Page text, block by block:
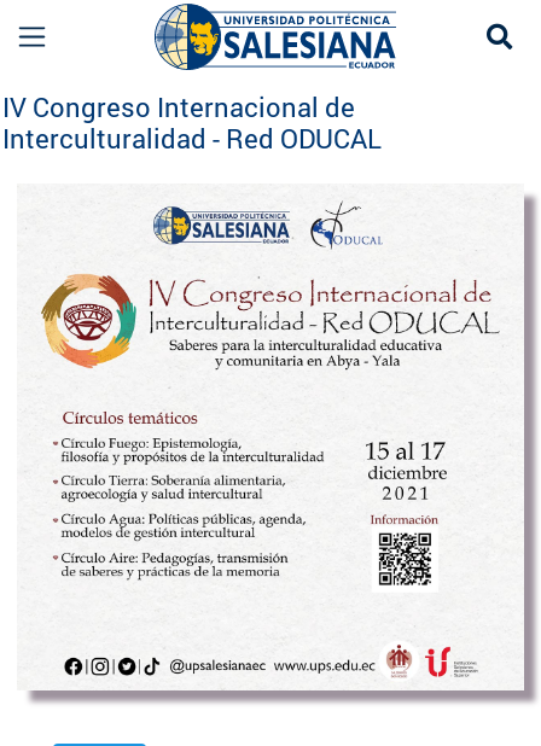
IV Congreso Internacional de
Interculturalidad - Red ODUCAL